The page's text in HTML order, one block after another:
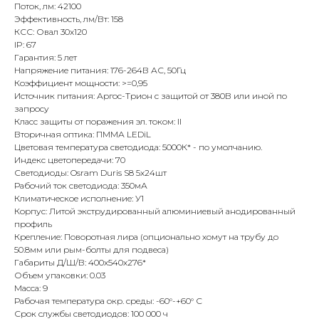
Поток, лм: 42100
Эффективность, лм/Вт: 158
КСС: Овал 30x120
IP: 67
Гарантия: 5 лет
Напряжение питания: 176-264В АС, 50Гц
Коэффициент мощности: >=0,95
Источник питания: Аргос-Трион с защитой от 380В или иной по
запросу
Класс защиты от поражения эл. током: II
Вторичная оптика: ПММА LEDiL
Цветовая температура светодиода: 5000К* - по умолчанию.
Индекс цветопередачи: 70
Светодиоды: Osram Duris S8 5x24шт
Рабочий ток светодиода: 350мА
Климатическое исполнение: У1
Корпус: Литой экструдированный алюминиевый анодированный
профиль
Крепление: Поворотная лира (опционально хомут на трубу до
50.8мм или рым-болты для подвеса)
Габариты Д/Ш/В: 400х540х276*
Объем упаковки: 0.03
Масса: 9
Рабочая температура окр. среды: -60°-+60° С
Срок службы светодиодов: 100 000 ч